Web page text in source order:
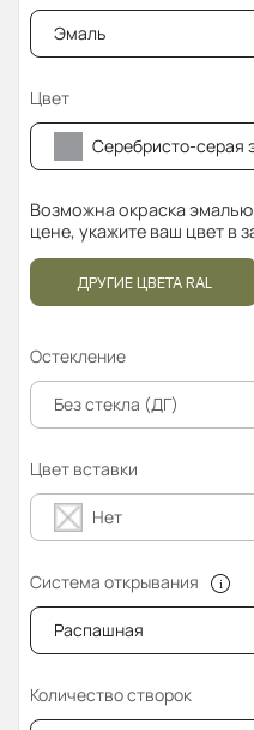
Эмаль
Цвет
Серебристо-серая
Возможна окраска эмалью
цене, укажите ваш цвет в
ДРУГИЕ ЦВЕТА RAL
Остекление
Без стекла (ДГ)
Цвет вставки
Нет
Система открывания
Распашная
Количество створок